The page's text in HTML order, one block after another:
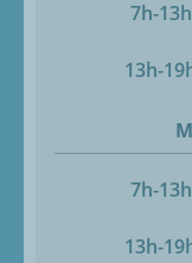
7h-13h
13h-
7h-13h
13h-